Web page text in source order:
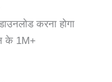
करना होगा
के 1M+